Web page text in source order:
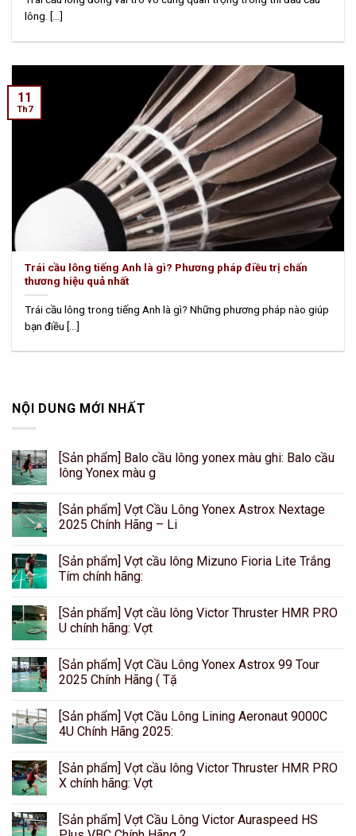
lông. [...]
Trái cầu lông tiếng Anh là gì? Phương pháp điều trị chấn
thương hiệu quả nhất
Trái cầu lông trong tiếng Anh là gì? Những phương pháp nào giúp
bạn điều [...]
11
Th7
NỘI DUNG MỚI NHẤT
[Sản phẩm] Balo cầu lông yonex màu ghi: Balo cầu
lông Yonex màu g
[Sản phẩm] Vợt Cầu Lông Yonex Astrox Nextage
2025 Chính Hãng – Li
[Sản phẩm] Vợt cầu lông Mizuno Fioria Lite Trắng
Tím chính hãng:
[Sản phẩm] Vợt cầu lông Victor Thruster HMR PRO
U chính hãng: Vợt
[Sản phẩm] Vợt Cầu Lông Yonex Astrox 99 Tour
2025 Chính Hãng ( Tặ
[Sản phẩm] Vợt Cầu Lông Lining Aeronaut 9000C
4U Chính Hãng 2025:
[Sản phẩm] Vợt cầu lông Victor Thruster HMR PRO
X chính hãng: Vợt
[Sản phẩm] Vợt Cầu Lông Victor Auraspeed HS